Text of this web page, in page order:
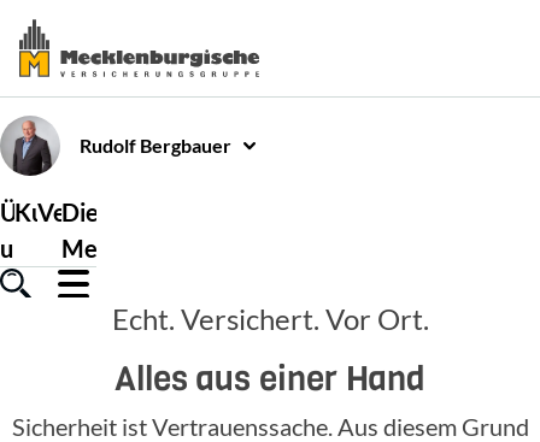
Rudolf Bergbauer
Über
uns
Kundenservice
Versicherungen
Die
Mecklenburgische
Echt. Versichert. Vor Ort.
Alles aus einer Hand
Sicherheit ist Vertrauenssache. Aus diesem Grund